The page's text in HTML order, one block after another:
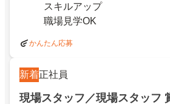
スキルアップ
職場見学OK
かんたん応募
新着正社員
現場スタッフ／現場スタッフ